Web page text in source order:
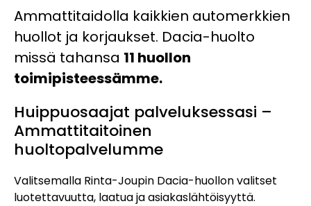
Ammattitaidolla kaikkien automerkkien
huollot ja korjaukset. Dacia-huolto
missä tahansa 11 huollon
toimipisteessämme.
Huippuosaajat palveluksessasi –
Ammattitaitoinen
huoltopalvelumme
Valitsemalla Rinta-Joupin Dacia-huollon valitset
luotettavuutta, laatua ja asiakaslähtöisyyttä.